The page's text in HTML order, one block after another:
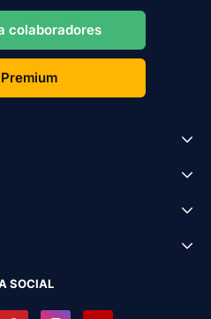
colaboradores
SOCIAL